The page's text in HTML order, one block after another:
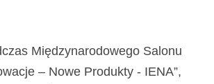
Międzynarodowego Salonu
– Nowe Produkty - IENA”,